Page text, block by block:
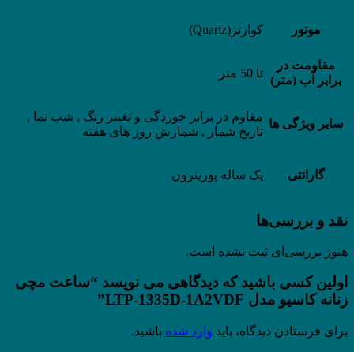
موتور کوارتز(Quartz)
مقاومت در
برابر آب (متر)
تا 50 متر
سایر ویژگی ها
مقاوم در برابر خوردگی و تغییر رنگ , شب نما ,
تاریخ شمار , شمارش روز های هفته
گارانتی یک ساله پوزیترون
نقد و بررسی‌ها
هنوز بررسی‌ای ثبت نشده است.
اولین کسی باشید که دیدگاهی می نویسد “ساعت مچی
زنانه کاسیو مدل LTP-1335D-1A2VDF”
برای فرستادن دیدگاه، باید وارد شده باشید.